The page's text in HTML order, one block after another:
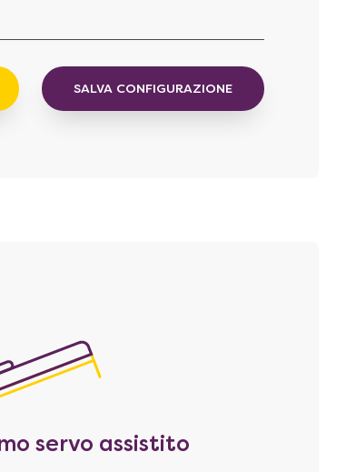
SALVA CONFIGURAZIONE
servo assistito